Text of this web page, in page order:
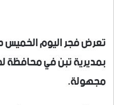
تعرض فجر اليوم
بمديرية تبن في محافظة
مجهولة.